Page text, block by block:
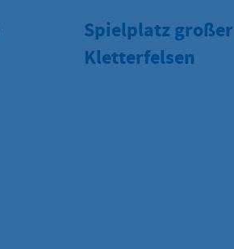
Spielplatz großer
Kletterfelsen